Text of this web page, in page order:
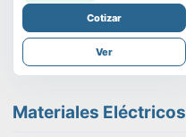
Cotizar
Ver
Materiales Eléctricos